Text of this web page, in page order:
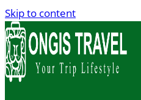
Skip to content